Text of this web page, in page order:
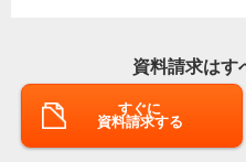
資料請求はす
すぐに
資料請求する